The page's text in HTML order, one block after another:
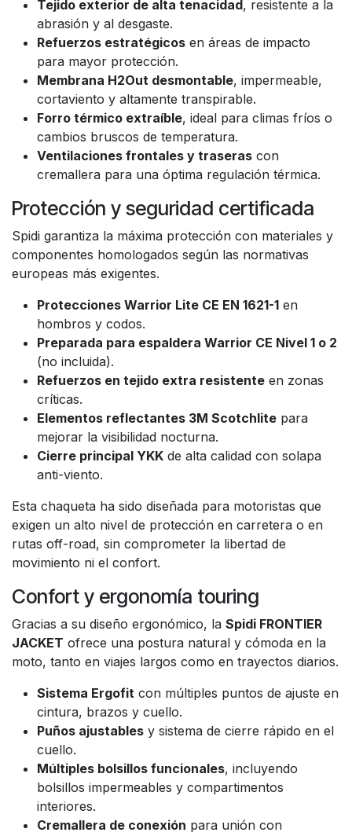
Tejido exterior de alta tenacidad, resistente a la
abrasión y al desgaste.
Refuerzos estratégicos en áreas de impacto
para mayor protección.
Membrana H2Out desmontable, impermeable,
cortaviento y altamente transpirable.
Forro térmico extraíble, ideal para climas fríos o
cambios bruscos de temperatura.
Ventilaciones frontales y traseras con
cremallera para una óptima regulación térmica.
Protección y seguridad certificada
Spidi garantiza la máxima protección con materiales y
componentes homologados según las normativas
europeas más exigentes.
Protecciones Warrior Lite CE EN 1621-1 en
hombros y codos.
Preparada para espaldera Warrior CE Nivel 1 o 2
(no incluida).
Refuerzos en tejido extra resistente en zonas
críticas.
Elementos reflectantes 3M Scotchlite para
mejorar la visibilidad nocturna.
Cierre principal YKK de alta calidad con solapa
anti-viento.
Esta chaqueta ha sido diseñada para motoristas que
exigen un alto nivel de protección en carretera o en
rutas off-road, sin comprometer la libertad de
movimiento ni el confort.
Confort y ergonomía touring
Gracias a su diseño ergonómico, la Spidi FRONTIER
JACKET ofrece una postura natural y cómoda en la
moto, tanto en viajes largos como en trayectos diarios.
Sistema Ergofit con múltiples puntos de ajuste en
cintura, brazos y cuello.
Puños ajustables y sistema de cierre rápido en el
cuello.
Múltiples bolsillos funcionales, incluyendo
bolsillos impermeables y compartimentos
interiores.
Cremallera de conexión para unión con